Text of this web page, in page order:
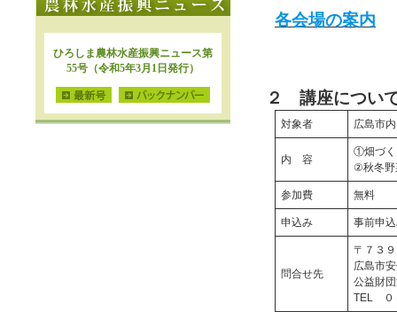
各会場の案内
２ 講座につい
対象者 広島市
内 容
①畑づく
②秋冬野
参加費 無料
申込み 事前申
問合せ先
〒７３
広島市
公益財
TEL ０